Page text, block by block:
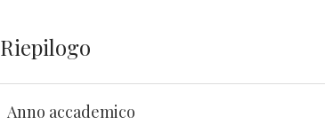
Riepilogo
Anno accademico